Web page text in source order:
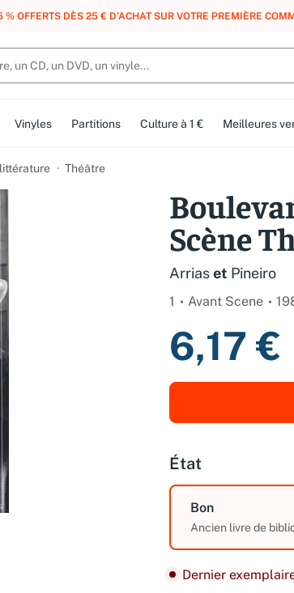
POINTS, DES RÉCOMPENSES :REJOIGNEZ GRATUITEMENT
Vinyles Partitions Culture à 1 € Meilleures
Théâtre
Scène
Arriaset Pineiro
1 Avant Scene
6,17 €
État
Bon
Ancien livre de
Dernier